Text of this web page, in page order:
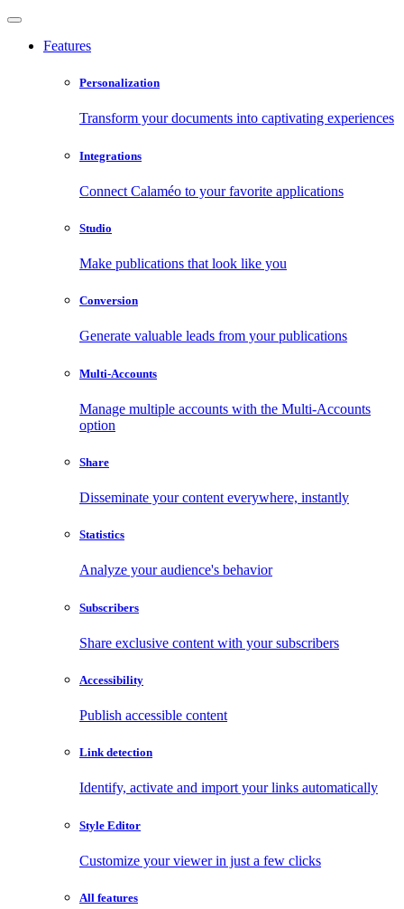
Features
Personalization
Transform your documents into captivating experiences
Integrations
Connect Calaméo to your favorite applications
Studio
Make publications that look like you
Conversion
Generate valuable leads from your publications
Multi-Accounts
Manage multiple accounts with the Multi-Accounts
option
Share
Disseminate your content everywhere, instantly
Statistics
Analyze your audience's behavior
Subscribers
Share exclusive content with your subscribers
Accessibility
Publish accessible content
Link detection
Identify, activate and import your links automatically
Style Editor
Customize your viewer in just a few clicks
All features